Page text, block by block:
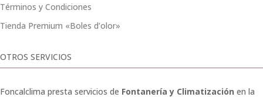
Términos y Condiciones
Tienda Premium «Boles d’olor»
OTROS SERVICIOS
Foncalclima presta servicios de Fontanería y Climatización en la